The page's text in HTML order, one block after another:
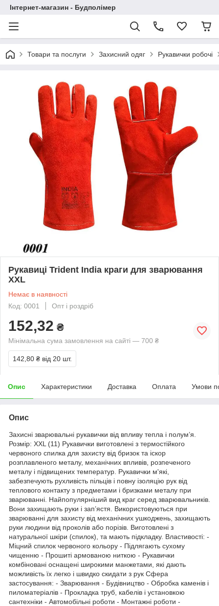
Інтернет-магазин - Будполімер
Товари та послуги Захисний одяг Рукавички робочі
Рукавиці Trident India краги для зварювання
XXL
Немає в наявності
Код: 0001
Опт і роздріб
152,32 ₴
Мінімальна сума замовлення на сайті — 700 ₴
142,80 ₴ від 20 шт.
Опис Характеристики Доставка Оплата Умови
Опис
Захисні зварювальні рукавички від впливу тепла і полум’я.
Розмір: XXL (11) Рукавички виготовлені з термостійкого
червоного спилка для захисту від бризок та іскор
розплавленого металу, механічних впливів, розпеченого
металу і підвищених температур. Рукавички м'які,
забезпечують рухливість пільців і повну ізоляцію рук від
теплового контакту з предметами і бризками металу при
зварюванні. Найпопулярніший вид краг серед зварювальників.
Вони захищають руки і зап’ястя. Використовуються при
зварюванні для захисту від механічних ушкоджень, захищають
руки людини від проколів або порізів. Виготовлені з
натуральної шкіри (спилок), та мають підкладку. Властивості: -
Міцний спилок червоного кольору - Підлягають сухому
чищенню - Прошиті армованою ниткою - Рукавички
комбіновані оснащені широкими манжетами, які дають
можливість їх легко і швидко скидати з рук Сфера
застосування: - Зварювання - Будівництво - Обробка каменів і
пиломатеріалів - Прокладка труб, кабелів і установкою
сантехніки - Автомобільні роботи - Монтажні роботи -